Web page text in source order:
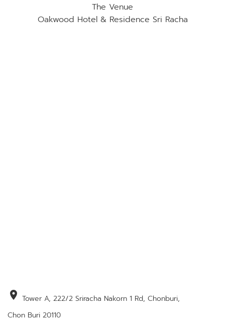
The Venue
Oakwood Hotel & Residence Sri Racha
location_on Tower A, 222/2 Sriracha Nakorn 1 Rd, Chonburi,
Chon Buri 20110